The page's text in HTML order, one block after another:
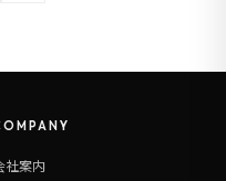
社案内